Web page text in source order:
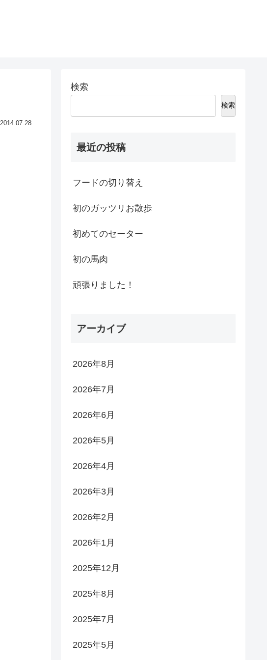
2014.07.28
検索
検索
最近の投稿
フードの切り替え
初のガッツリお散歩
初めてのセーター
初の馬肉
頑張りました！
アーカイブ
2026年8月
2026年7月
2026年6月
2026年5月
2026年4月
2026年3月
2026年2月
2026年1月
2025年12月
2025年8月
2025年7月
2025年5月